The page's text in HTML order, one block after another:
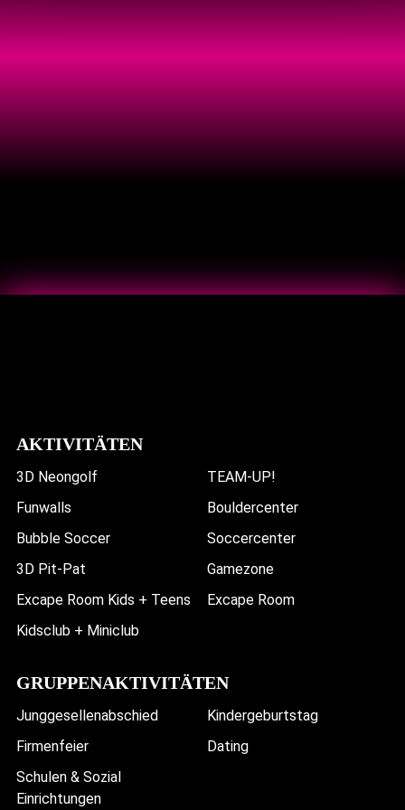
AKTIVITÄTEN
3D Neongolf
TEAM-UP!
Funwalls
Bouldercenter
Bubble Soccer
Soccercenter
3D Pit-Pat
Gamezone
Excape Room Kids + Teens
Excape Room
Kidsclub + Miniclub
GRUPPENAKTIVITÄTEN
Junggesellenabschied
Kindergeburtstag
Firmenfeier
Dating
Schulen & Sozial
Einrichtungen